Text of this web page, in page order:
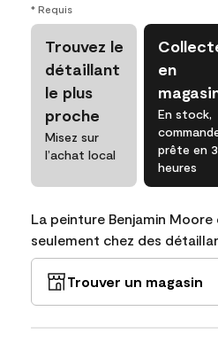
* Requis
Trouvez le
détaillant
le plus
proche
Misez sur
l’achat local
en
En stock,
prête en 3
heures
La peinture Benjamin
seulement chez des
Trouver un magasin